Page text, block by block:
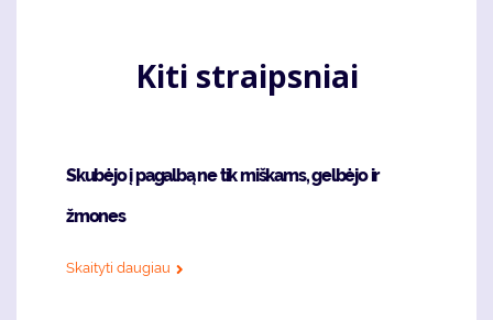
Kiti straipsniai
Skubėjo į pagalbą ne tik miškams, gelbėjo ir
žmones
Skaityti daugiau